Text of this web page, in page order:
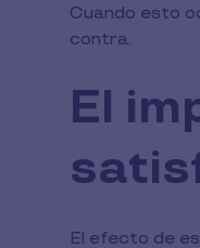
Cuando esto
contra.
El
El efecto de